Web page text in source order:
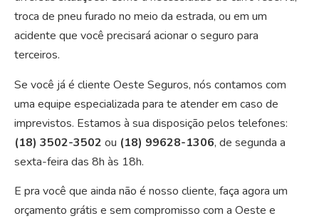
troca de pneu furado no meio da estrada, ou em um
acidente que você precisará acionar o seguro para
terceiros.
Se você já é cliente Oeste Seguros, nós contamos com
uma equipe especializada para te atender em caso de
imprevistos. Estamos à sua disposição pelos telefones:
(18) 3502-3502 ou (18) 99628-1306, de segunda a
sexta-feira das 8h às 18h.
E pra você que ainda não é nosso cliente, faça agora um
orçamento grátis e sem compromisso com a Oeste e